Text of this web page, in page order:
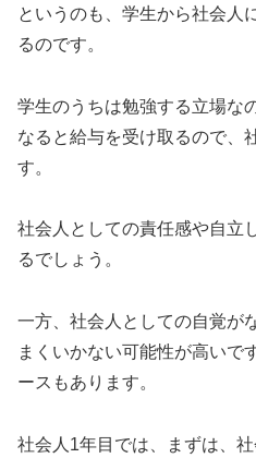
というのも、学生から社会人
るのです。
学生のうちは勉強する立場な
なると給与を受け取るので、
す。
社会人としての責任感や自立
るでしょう。
一方、社会人としての自覚が
まくいかない可能性が高いで
ースもあります。
社会人1年目では、まずは、